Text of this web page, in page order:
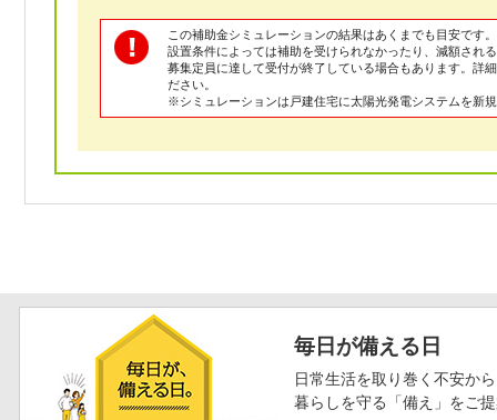
この補助金シミュレーションの結果はあくまでも目安です。
設置条件によっては補助を受けられなかったり、減額され
募集定員に達して受付が終了している場合もあります。詳
ださい。
※シミュレーションは戸建住宅に太陽光発電システムを新
毎日が備える日
日常生活を取り巻く不安から
暮らしを守る「備え」をご